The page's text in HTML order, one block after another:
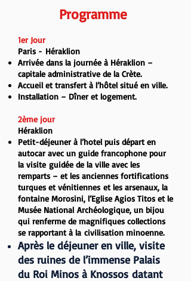
Programme
1er Jour
Paris - Héraklion
Arrivée dans la journée à Héraklion –
capitale administrative de la Crète.
Accueil et transfert à l’hôtel situé en ville.
Installation – Dîner et logement.
2ème jour
Héraklion
Petit-déjeuner à l’hotel puis départ en
autocar avec un guide francophone pour
la visite guidée de la ville avec les
remparts – et les anciennes fortifications
turques et vénitiennes et les arsenaux, la
fontaine Morosini, l’Eglise Agios Titos et le
Musée National Archéologique, un bijou
qui renferme de magnifiques collections
se rapportant à la civilisation minoenne.
Après le déjeuner en ville, visite
des ruines de l’immense Palais
du Roi Minos à Knossos datant